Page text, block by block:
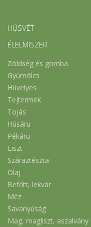
HÚSVÉT
ÉLELMISZER
Zöldség és gomba
Gyümölcs
Hüvelyes
Tejtermék
Tojás
Húsáru
Pékáru
Liszt
Száraztészta
Olaj
Befőtt, lekvár
Méz
Savanyúság
Mag, magliszt, aszalvány